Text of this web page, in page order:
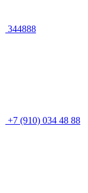
344888
+7 (910) 034 48 88